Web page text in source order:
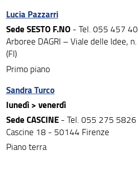
Lucia Pazzarri
Sede SESTO F.NO- Tel. 055 457
Arboree DAGRI – Viale delle Idee,
(FI)
Primo piano
Sandra Turco
lunedì > venerdì
Sede CASCINE- Tel. 055 275 5826
Cascine 18 - 50144 Firenze
Piano terra